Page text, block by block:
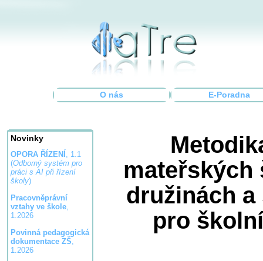
O nás E-Poradna
Novinky
OPORA ŘÍZENÍ , 1.1
(Odborný systém pro
práci s AI při řízení
školy)
Pracovněprávní
vztahy ve škole,
1.2026
Povinná pedagogická
dokumentace ZŠ,
1.2026
mateřských
družinách
pro